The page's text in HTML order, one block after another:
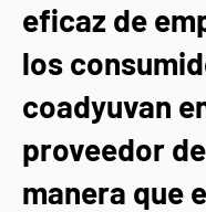
eficaz de
los
coadyuvan
proveedor
manera que